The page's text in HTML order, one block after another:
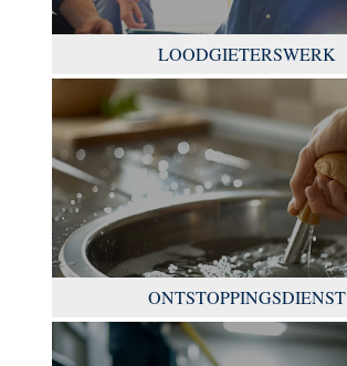
LOODGIETERSWERK
ONTSTOPPINGSDIENST